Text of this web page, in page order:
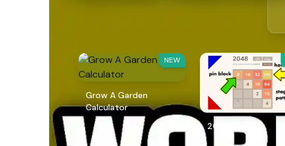
NEW
Grow A Garden
Calculator
2048